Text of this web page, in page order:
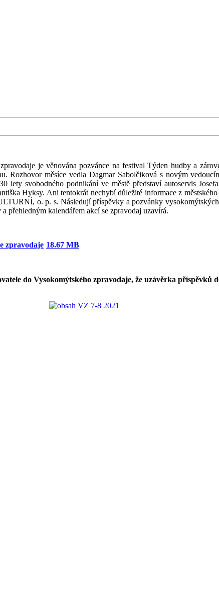
je věnována pozvánce na festival Týden hudby a
Rozhovor měsíce vedla Dagmar Sabolčiková s novým
lety svobodného podnikání ve městě představí autoservis
Hyksy. Ani tentokrát nechybí důležité informace z
o. p. s. Následují příspěvky a pozvánky
přehledným kalendářem akcí se zpravodaj uzavírá.
zpravodaje 18.67 MB
do Vysokomýtského zpravodaje, že uzávěrka příspěvků